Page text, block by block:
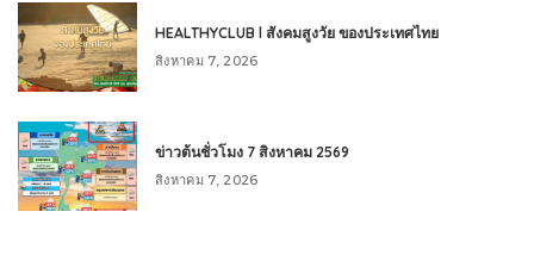
HEALTHYCLUB l สังคมสูงวัย ของประเทศไทย
สิงหาคม 7, 2026
ข่าวต้นชั่วโมง 7 สิงหาคม 2569
สิงหาคม 7, 2026